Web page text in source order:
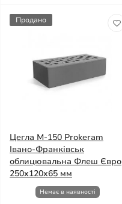
Продано
Цегла М-150 Prokeram
Івано-Франківськ
облицювальна Флеш Євро
250х120х65 мм
Немає в наявності